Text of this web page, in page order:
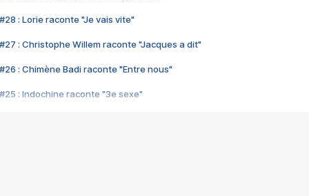
#28 : Lorie raconte "Je vais vite"
#27 : Christophe Willem raconte "Jacques a dit"
#26 : Chimène Badi raconte "Entre nous"
#25 : Indochine raconte "3e sexe"